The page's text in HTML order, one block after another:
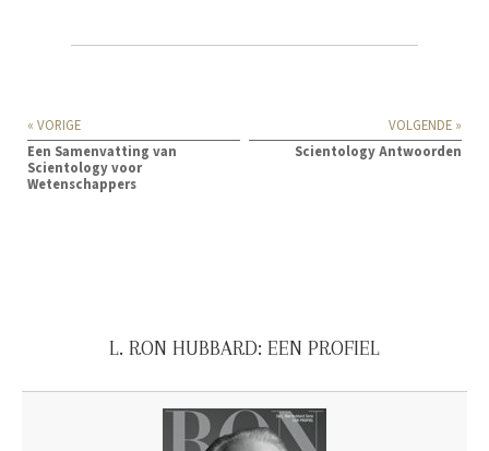
« VORIGE
Een Samenvatting van
Scientology voor
Wetenschappers
VOLGENDE »
Scientology Antwoorden
L. RON HUBBARD: EEN PROFIEL